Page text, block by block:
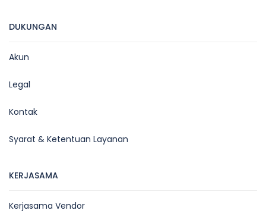
DUKUNGAN
Akun
Legal
Kontak
Syarat & Ketentuan Layanan
KERJASAMA
Kerjasama Vendor